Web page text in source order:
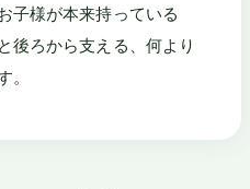
子様が本来持っている
後ろから支える、何より
。